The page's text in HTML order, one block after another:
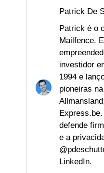
Patrick De
Patrick é o
Mailfence.
investidor
1994 e
pioneiras
defende
e a
LinkedIn.